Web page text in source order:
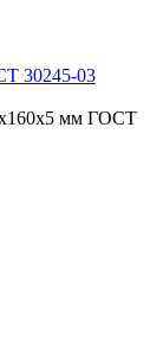
30245-03
мм ГОСТ